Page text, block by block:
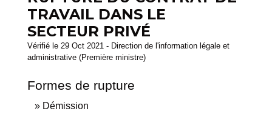
TRAVAIL DANS LE
SECTEUR PRIVÉ
Vérifié le 29 Oct 2021 - Direction de l'information légale et
administrative (Première ministre)
Formes de rupture
Démission